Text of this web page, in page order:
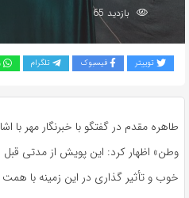
بازدید 65
توییتر فیسبوک تلگرام
طاهره مقدم در گفتگو با خبرنگار مهر با
وطن» اظهار کرد: این پویش از مدتی قبل
خوب و تأثیر گذاری در این زمینه با